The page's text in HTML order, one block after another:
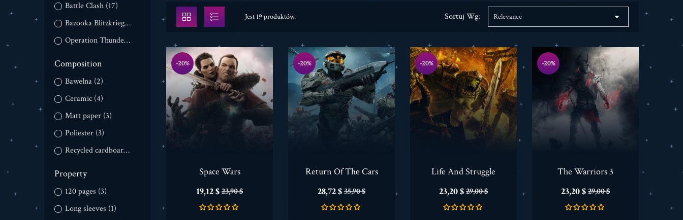
Battle Clash (17)
Bazooka Blitzkrieg(18)
Operation Thunderbolt
Composition
Bawełna (2)
Ceramic (4)
Matt paper (3)
Poliester (3)
Recycled cardboard
Property
120 pages (3)
Long sleeves (1)
Jest 19 produktów. Sortuj Wg: Relevance 
-20%
Space Wars
Cena
19,12 $Cena
23,90 $
-20%
Return Of The Cars
Cena
28,72 $Cena
35,90 $
-20%
Life And Struggle
Cena
23,20 $Cena
29,00 $
-20%
The Warriors 3
Cena
23,20 $Cena
29,00 $